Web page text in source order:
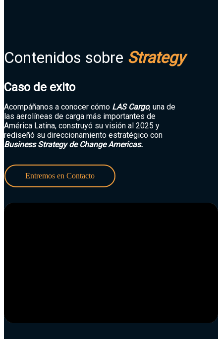
Contenidos sobre Strategy
Caso de exito
Acompáñanos a conocer cómo LAS Cargo, una de
las aerolíneas de carga más importantes de
América Latina, construyó su visión al 2025 y
rediseñó su direccionamiento estratégico con
Business Strategy de Change Americas.
Entremos en Contacto